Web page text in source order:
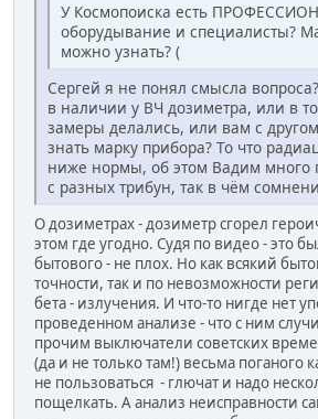
У Космопоиска есть
оборудывание и специалисты?
можно узнать? (
Сергей я не понял смысла
в наличии у ВЧ дозиметра, или в
замеры делались, или вам с
знать марку прибора? То что
ниже нормы, об этом Вадим много
с разных трибун, так в чём
О дозиметрах - дозиметр сгорел
этом где угодно. Судя по видео - это
бытового - не плох. Но как всякий
точности, так и по невозможности
бета - излучения. И что-то нигде нет
проведенном анализе - что с ним
прочим выключатели советских
(да и не только там!) весьма поганого
не пользоваться - глючат и надо
пощелкать. А анализ неисправности